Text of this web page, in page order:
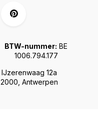
IJzerenwaag 12a
2000, Antwerpen
BTW-nummer: BE
1006.794.177